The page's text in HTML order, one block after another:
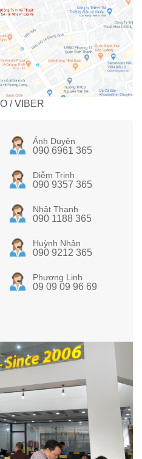
/ VIBER
Ánh Duyên
090 6961 365
Diễm Trinh
090 9357 365
Nhật Thanh
090 1188 365
Huỳnh Nhân
090 9212 365
Phương Linh
09 09 09 96 69